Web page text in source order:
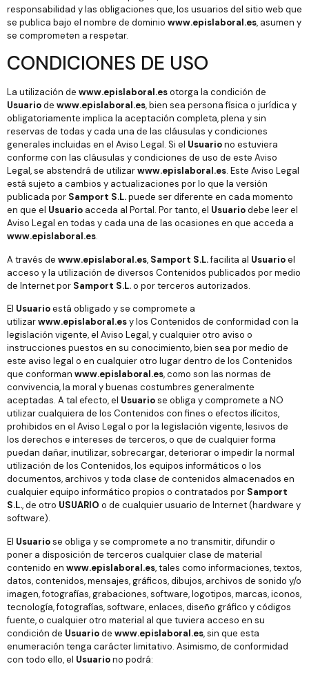
responsabilidad y las obligaciones que, los usuarios del sitio web que
se publica bajo el nombre de dominio www.epislaboral.es, asumen y
se comprometen a respetar.
CONDICIONES DE USO
La utilización de www.epislaboral.esotorga la condición de
Usuariode www.epislaboral.es, bien sea persona física o jurídica y
obligatoriamente implica la aceptación completa, plena y sin
reservas de todas y cada una de las cláusulas y condiciones
generales incluidas en el Aviso Legal. Si el Usuariono estuviera
conforme con las cláusulas y condiciones de uso de este Aviso
Legal, se abstendrá de utilizarwww.epislaboral.es. Este Aviso Legal
está sujeto a cambios y actualizaciones por lo que la versión
publicada por Samport S.L.puede ser diferente en cada momento
en que el Usuario acceda al Portal. Por tanto, el Usuariodebe leer el
Aviso Legal en todas y cada una de las ocasiones en que acceda a
www.epislaboral.es.
A través de www.epislaboral.es, Samport S.L.facilita al Usuarioel
acceso y la utilización de diversos Contenidos publicados por medio
de Internet por Samport S.L.o por terceros autorizados.
El Usuarioestá obligado y se compromete a
utilizarwww.epislaboral.esy los Contenidos de conformidad con la
legislación vigente, el Aviso Legal, y cualquier otro aviso o
instrucciones puestos en su conocimiento, bien sea por medio de
este aviso legal o en cualquier otro lugar dentro de los Contenidos
que conforman www.epislaboral.es, como son las normas de
convivencia, la moral y buenas costumbres generalmente
aceptadas. A tal efecto, el Usuariose obliga y compromete a NO
utilizar cualquiera de los Contenidos con fines o efectos ilícitos,
prohibidos en el Aviso Legal o por la legislación vigente, lesivos de
los derechos e intereses de terceros, o que de cualquier forma
puedan dañar, inutilizar, sobrecargar, deteriorar o impedir la normal
utilización de los Contenidos, los equipos informáticos o los
documentos, archivos y toda clase de contenidos almacenados en
cualquier equipo informático propios o contratados por Samport
S.L., de otro USUARIO o de cualquier usuario de Internet (hardware y
software).
El Usuariose obliga y se compromete a no transmitir, difundir o
poner a disposición de terceros cualquier clase de material
contenido en www.epislaboral.es, tales como informaciones, textos,
datos, contenidos, mensajes, gráficos, dibujos, archivos de sonido y/o
imagen, fotografías, grabaciones, software, logotipos, marcas, iconos,
tecnología, fotografías, software, enlaces, diseño gráfico y códigos
fuente, o cualquier otro material al que tuviera acceso en su
condición de Usuariode www.epislaboral.es, sin que esta
enumeración tenga carácter limitativo. Asimismo, de conformidad
con todo ello, el Usuariono podrá: